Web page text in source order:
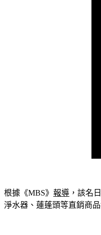
根據《MBS》 報導 ，該名
淨水器、蓮蓬頭等直銷商